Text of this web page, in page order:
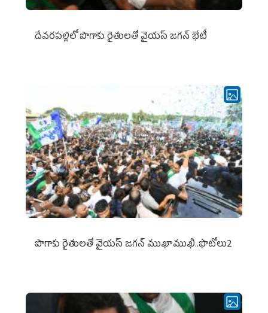
దేవరపల్లిలో పొగాకు రైతులతో వైయస్ జగన్ భేటీ
పొగాకు రైతుల‌తో వైయ‌స్ జ‌గ‌న్ ముఖాముఖి..ఫొటోలు2